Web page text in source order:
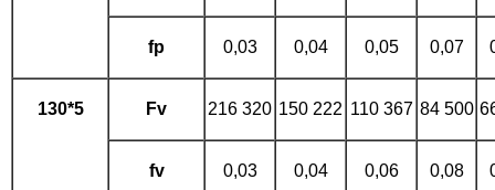
fp 0,03 0,04 0,05 0,07
130*5 Fv 216 320 150 222 110 367 84 500
fv 0,03 0,04 0,06 0,08